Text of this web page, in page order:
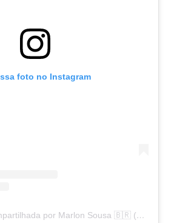
foto no Instagram
Uma publicação compartilhada por Marlon Sousa 🇧🇷 (@marlon_xlt50)